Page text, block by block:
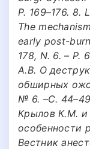
P. 169–176. 8.
The
early post-
178, N. 6. – P.
А.В. О
обширных
№ 6. –С.
Крылов К.М. и
особенности
Вестник